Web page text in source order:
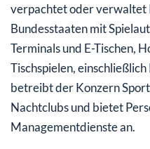
verpachtet oder verwaltet
Bundesstaaten mit
Terminals und E-Tischen,
Tischspielen,
betreibt der Konzern
Nachtclubs und bietet
Managementdienste an.